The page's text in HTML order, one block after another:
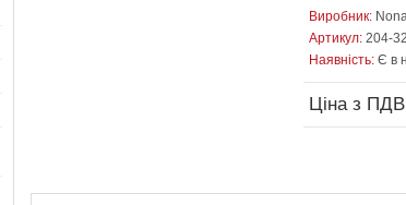
Виробник:
Артикул: 204-
Наявність: Є в
Ціна з